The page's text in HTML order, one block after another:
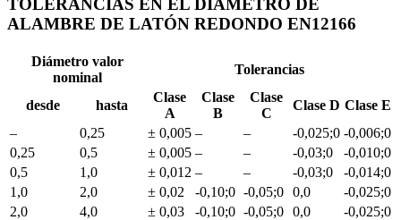
TOLERANCIAS EN EL DIÁMETRO DE
ALAMBRE DE LATÓN REDONDO EN12166
Diámetro valor
nominal
Tolerancias
desde hasta
Clase
A
Clase
B
Clase
C
Clase D Clase E
–
0,25 ± 0,005 – – -0,025;0 -0,006;0
0,25
0,5 ± 0,005 – – -0,03;0
-0,010;0
0,5
1,0 ± 0,012 – – -0,03;0
-0,014;0
1,0
2,0 ± 0,02 -0,10;0 -0,05;0 0,0
-0,025;0
2,0
4,0 ± 0,03 -0,10;0 -0,05;0 0,0
-0,025;0